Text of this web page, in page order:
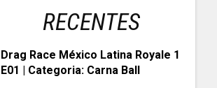
RECENTES
Drag Race México Latina Royale 1
E01 | Categoria: Carna Ball